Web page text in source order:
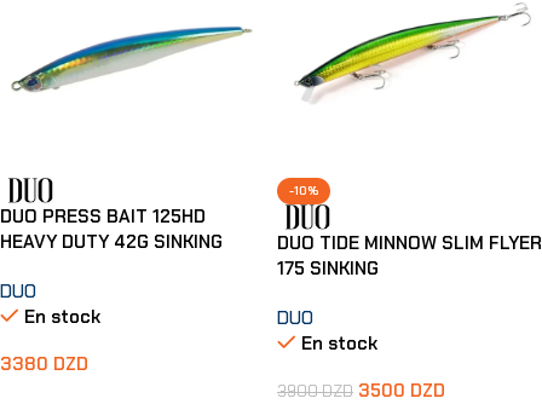
DUO PRESS BAIT 125HD
HEAVY DUTY 42G SINKING
DUO
En stock
3380 DZD
-10%
DUO TIDE MINNOW SLIM FLYER
175 SINKING
DUO
En stock
3900DZD 3500 DZD